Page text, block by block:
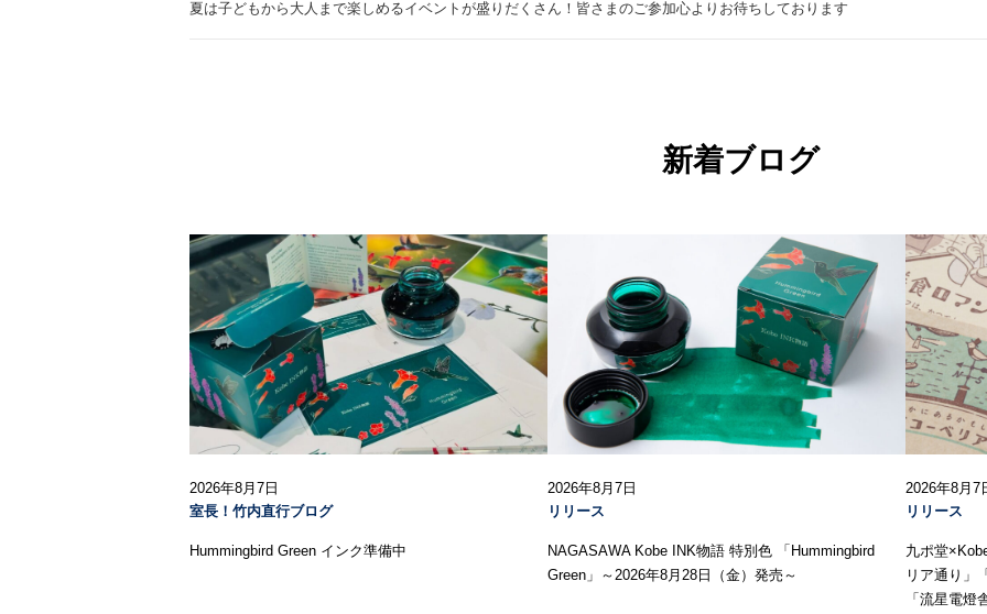
夏は子どもから大人まで楽しめるイベントが盛りだくさん！皆さまのご参加心よりお待ちしております
新着ブログ
2026年8月7日
室長！竹内直行ブログ
Hummingbird Green インク準備中
2026年8月7日
リリース
NAGASAWA Kobe INK物語 特別色 「Hummingbird
Green」～2026年8月28日（金）発売～
2026年8月7
リリース
九ポ堂
リア通り」
「流星電